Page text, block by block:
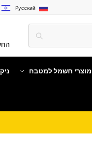
Русский
מוצרי חשמל למטבח